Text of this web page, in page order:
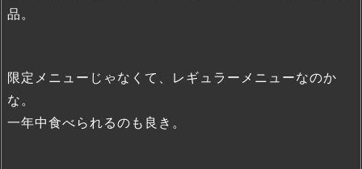
品。
限定メニューじゃなくて、レギュラーメニューなのか
な。
一年中食べられるのも良き。